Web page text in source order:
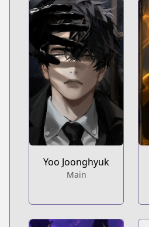
Yoo Joonghyuk
Main